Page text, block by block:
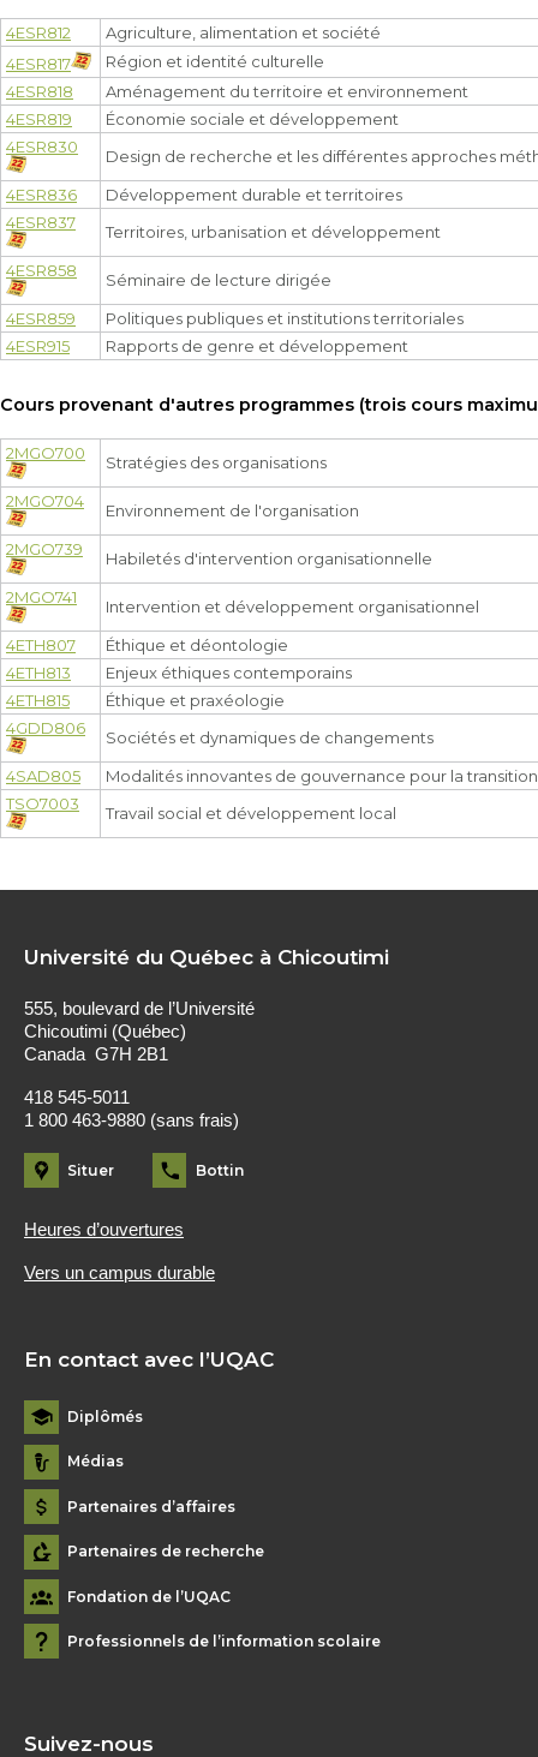
4ESR812
Agriculture, alimentation et société
4ESR817
Région et identité culturelle
4ESR818
Aménagement du territoire et environnement
4ESR819
Économie sociale et développement
4ESR830
Design de recherche et les différentes approches
4ESR836
Développement durable et territoires
4ESR837
Territoires, urbanisation et développement
4ESR858
Séminaire de lecture dirigée
4ESR859
Politiques publiques et institutions territoriales
4ESR915
Rapports de genre et développement
Cours provenant d'autres programmes (trois cours
2MGO700
Stratégies des organisations
2MGO704
Environnement de l'organisation
2MGO739
Habiletés d'intervention organisationnelle
2MGO741
Intervention et développement organisationnel
4ETH807
Éthique et déontologie
4ETH813
Enjeux éthiques contemporains
4ETH815
Éthique et praxéologie
4GDD806
Sociétés et dynamiques de changements
4SAD805
Modalités innovantes de gouvernance pour la
TSO7003
Travail social et développement local
Université du Québec à Chicoutimi
555, boulevard de l’Université
Chicoutimi (Québec)
Canada G7H 2B1
418 545-5011
1 800 463-9880 (sans frais)
Situer Bottin
Heures d’ouvertures
Vers un campus durable
En contact avec l’UQAC
Diplômés
Médias
Partenaires d’affaires
Partenaires de recherche
Fondation de l’UQAC
Professionnels de l’information scolaire
Suivez-nous